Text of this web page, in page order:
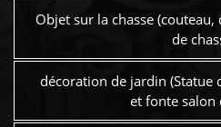
Objet sur la chasse
de
décoration de jardin (Statue
et fonte salon